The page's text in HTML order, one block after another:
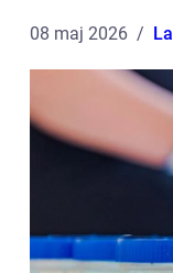
08 maj 2026